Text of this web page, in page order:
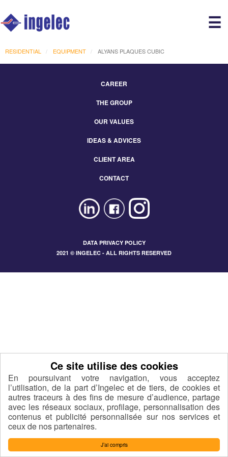
J’ai compris
En poursuivant votre navigation, vous acceptez
l’utilisation, de la part d’Ingelec et de tiers, de cookies et
autres traceurs à des fins de mesure d’audience, partage
avec les réseaux sociaux, profilage, personnalisation des
contenus et publicité personnalisée sur nos services et
ceux de nos partenaires.
☰
RESIDENTIAL EQUIPMENT ALYANS PLAQUES CUBIC
CAREER
THE GROUP
OUR VALUES
IDEAS & ADVICES
CLIENT AREA
CONTACT
DATA PRIVACY POLICY
2021 © INGELEC - ALL RIGHTS RESERVED